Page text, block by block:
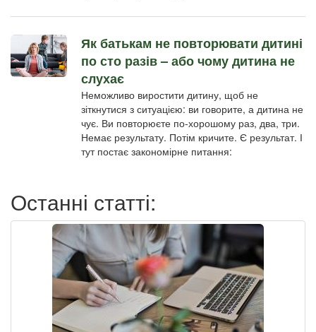
Як батькам не повторювати дитині
по сто разів – або чому дитина не
слухає
Неможливо виростити дитину, щоб не
зіткнутися з ситуацією: ви говорите, а дитина не
чує. Ви повторюєте по-хорошому раз, два, три.
Немає результату. Потім кричите. Є результат. І
тут постає закономірне питання:
Останні статті: